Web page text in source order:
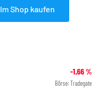
Im Shop kaufen
-1,66%
Börse: Tradegate